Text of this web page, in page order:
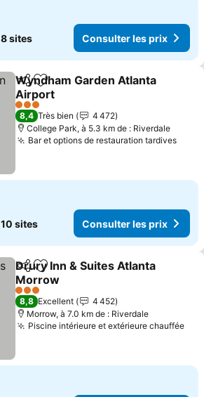
8 sites Consulter les prix
PartagerAjouter à mes favoris
Wyndham Garden Atlanta
Airport
3 Étoiles
8,4 Très bien
4 472
College Park, à 5.3 km de : Riverdale
Bar et options de restauration tardives
10 sites Consulter les prix
PartagerAjouter à mes favoris
Drury Inn & Suites Atlanta
Morrow
3 Étoiles
8,8 Excellent
4 452
Morrow, à 7.0 km de : Riverdale
Piscine intérieure et extérieure chauffée